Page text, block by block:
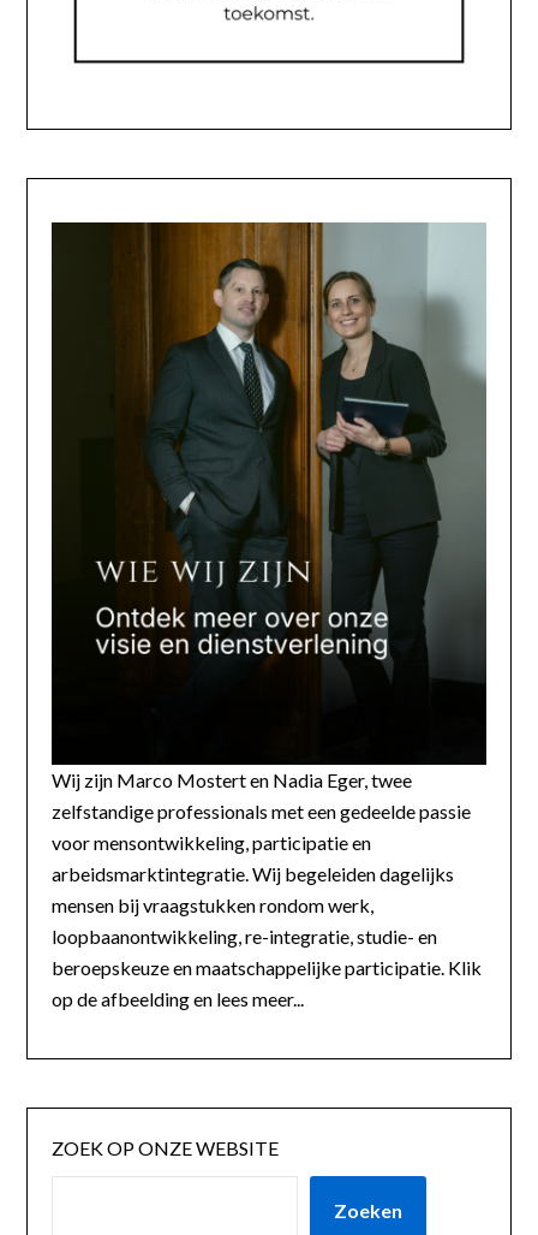
Wij zijn Marco Mostert en Nadia Eger, twee
zelfstandige professionals met een gedeelde passie
voor mensontwikkeling, participatie en
arbeidsmarktintegratie. Wij begeleiden dagelijks
mensen bij vraagstukken rondom werk,
loopbaanontwikkeling, re-integratie, studie- en
beroepskeuze en maatschappelijke participatie. Klik
op de afbeelding en lees meer...
ZOEK OP ONZE WEBSITE
Zoeken